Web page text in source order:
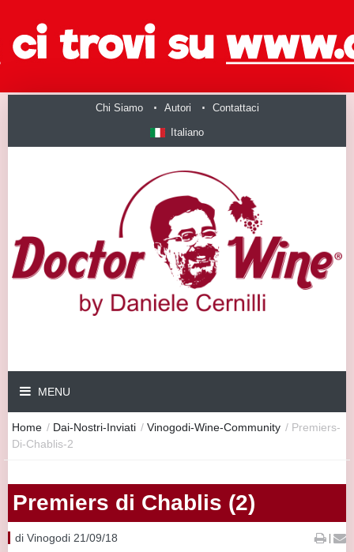
Chi Siamo Autori Contattaci
Italiano
MENU
Home / Dai-Nostri-Inviati / Vinogodi-Wine-Community / Premiers-
Di-Chablis-2
Premiers di Chablis (2)
di Vinogodi 21/09/18 |